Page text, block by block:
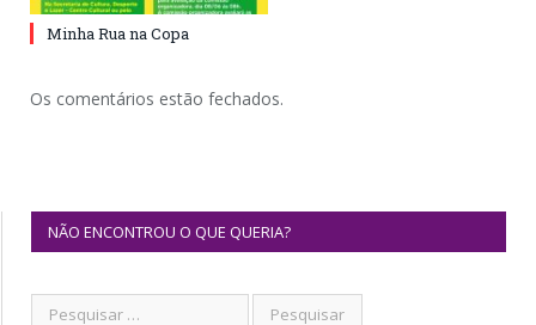
Minha Rua na Copa
Os comentários estão fechados.
NÃO ENCONTROU O QUE QUERIA?